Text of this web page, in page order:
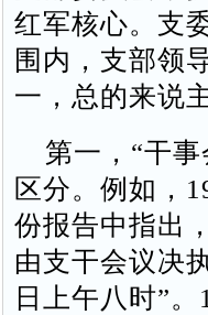
红军核心。支
围内，支部领
一，总的来说
第一，“干事
区分。例如，
份报告中指出
由支干会议决
日上午八时”